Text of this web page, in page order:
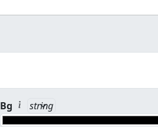
Bg
root[bg] switcher
bg Background HEX [color]